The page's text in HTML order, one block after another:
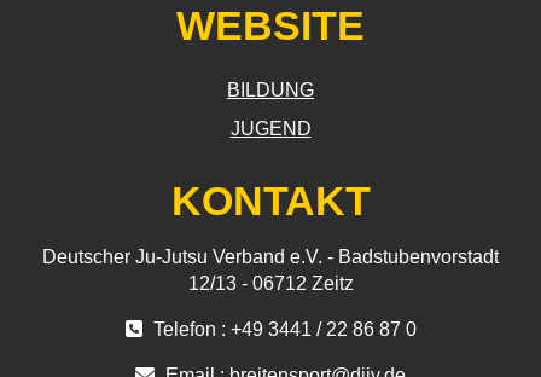
WEBSITE
BILDUNG
JUGEND
KONTAKT
Deutscher Ju-Jutsu Verband e.V. - Badstubenvorstadt
12/13 - 06712 Zeitz
Telefon : +49 3441 / 22 86 87 0